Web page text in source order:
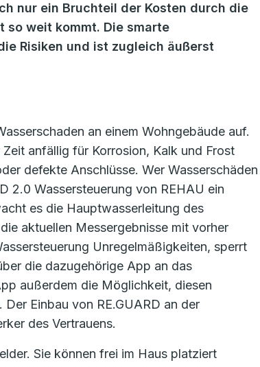
nur ein Bruchteil der Kosten durch die
so weit kommt. Die smarte
Risiken und ist zugleich äußerst
an einem Wohngebäude auf.
anfällig für Korrosion, Kalk und Frost
defekte Anschlüsse. Wer Wasserschäden
2.0 Wassersteuerung von REHAU ein
es die Hauptwasserleitung des
aktuellen Messergebnisse mit vorher
Unregelmäßigkeiten, sperrt
die dazugehörige App an das
außerdem die Möglichkeit, diesen
Einbau von RE.GUARD an der
des Vertrauens.
Sie können frei im Haus platziert